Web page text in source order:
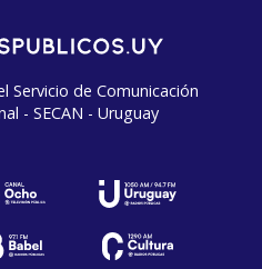
Servicio de Comunicación
- SECAN - Uruguay